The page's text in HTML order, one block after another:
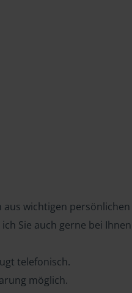
wichtigen persönlichen
Sie auch gerne bei Ihnen
telefonisch.
möglich.